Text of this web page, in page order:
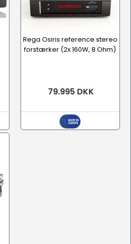
Rega Osiris reference stereo
forstærker (2x 160W, 8 Ohm)
79.995 DKK